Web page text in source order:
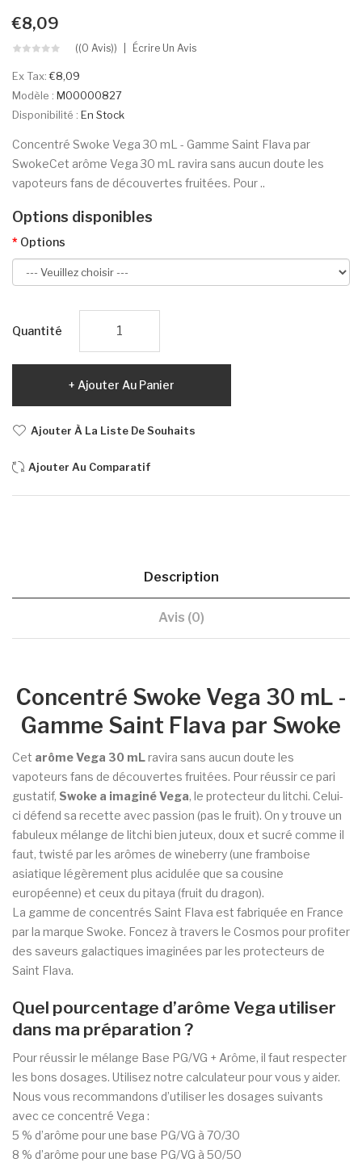
€8,09
((0 Avis)) Écrire Un Avis
Ex Tax:€8,09
Modèle : M00000827
Disponibilité : En Stock
Concentré Swoke Vega 30 mL - Gamme Saint Flava par
SwokeCet arôme Vega 30 mL ravira sans aucun doute les
vapoteurs fans de découvertes fruitées. Pour ..
Options disponibles
Options
Quantité
Ajouter Au Panier
Ajouter À La Liste De Souhaits
Ajouter Au Comparatif
Description
Avis (0)
Concentré Swoke Vega 30 mL -
Gamme Saint Flava par Swoke
Cet arôme Vega 30 mLravira sans aucun doute les
vapoteurs fans de découvertes fruitées. Pour réussir ce pari
gustatif, Swoke a imaginé Vega, le protecteur du litchi. Celui-
ci défend sa recette avec passion (pas le fruit). On y trouve un
fabuleux mélange de litchi bien juteux, doux et sucré comme il
faut, twisté par les arômes de wineberry (une framboise
asiatique légèrement plus acidulée que sa cousine
européenne) et ceux du pitaya (fruit du dragon).
La gamme de concentrés Saint Flava est fabriquée en France
par la marque Swoke. Foncez à travers le Cosmos pour profiter
des saveurs galactiques imaginées par les protecteurs de
Saint Flava.
Quel pourcentage d’arôme Vega utiliser
dans ma préparation ?
Pour réussir le mélange Base PG/VG + Arôme, il faut respecter
les bons dosages. Utilisez notre calculateur pour vous y aider.
Nous vous recommandons d’utiliser les dosages suivants
avec ce concentré Vega :
5 % d’arôme pour une base PG/VG à 70/30
8 % d’arôme pour une base PG/VG à 50/50